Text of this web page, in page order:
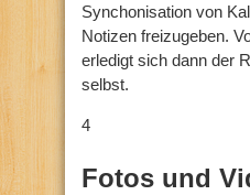
Synchonisation von
Notizen freizugeben.
erledigt sich dann der
selbst.
4
Fotos und